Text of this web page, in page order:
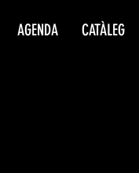
AGENDA CATÀLEG